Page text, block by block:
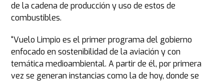
de la cadena de producción y uso de estos de
combustibles.
“Vuelo Limpio es el primer programa del gobierno
enfocado en sostenibilidad de la aviación y con
temática medioambiental. A partir de él, por primera
vez se generan instancias como la de hoy, donde se